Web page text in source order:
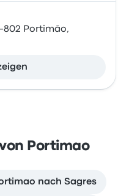
802 Portimão,
Portimao
nach Sagres